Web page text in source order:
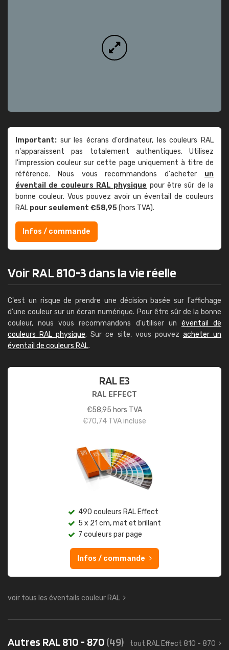
Important: sur les écrans d'ordinateur, les couleurs RAL
n'apparaissent pas totalement authentiques. Utilisez
l'impression couleur sur cette page uniquement à titre de
référence. Nous vous recommandons d'acheter un
éventail de couleurs RAL physique pour être sûr de la
bonne couleur. Vous pouvez avoir un éventail de couleurs
RAL pour seulement €58,95(hors TVA).
Infos / commande
Voir RAL 810-3 dans la vie réelle
C'est un risque de prendre une décision basée sur l'affichage
d'une couleur sur un écran numérique. Pour être sûr de la bonne
couleur, nous vous recommandons d'utiliser un éventail de
couleurs RAL physique. Sur ce site, vous pouvez acheter un
éventail de couleurs RAL.
RAL E3
RAL EFFECT
€58,95 hors TVA
€70,74 TVA incluse
490 couleurs RAL Effect
5 x 21 cm, mat et brillant
7 couleurs par page
Infos / commande
voir tous les éventails couleur RAL
Autres RAL 810 - 870(49) tout RAL Effect 810 - 870